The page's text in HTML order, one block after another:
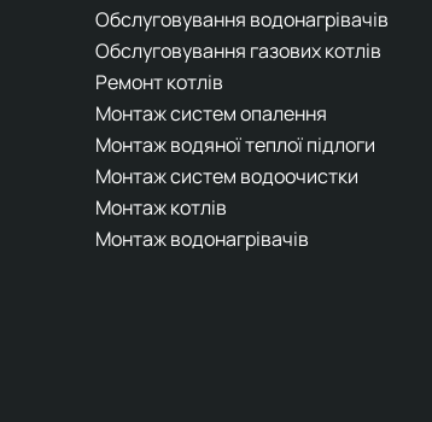
Обслуговування водонагрівачів
Обслуговування газових котлів
Ремонт котлів
Монтаж систем опалення
Монтаж водяної теплої підлоги
Монтаж систем водоочистки
Монтаж котлів
Монтаж водонагрівачів